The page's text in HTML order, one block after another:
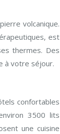
volcanique.
est
thermes. Des
à votre séjour.
confortables
3500 lits
une cuisine